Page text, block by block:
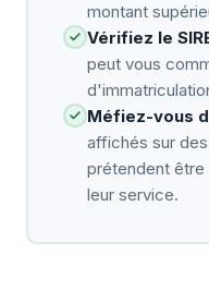
montant
Vérifiez le
peut vous
Méfiez-vous
affichés sur
prétendent être
leur service.